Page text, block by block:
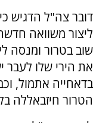
דובר צה"ל הדגיש
ליצור משוואה
שוב בטרור ומנסה
את הירי שלו לעבר
בדאחייה אתמול,
הטרור חיזבאללה